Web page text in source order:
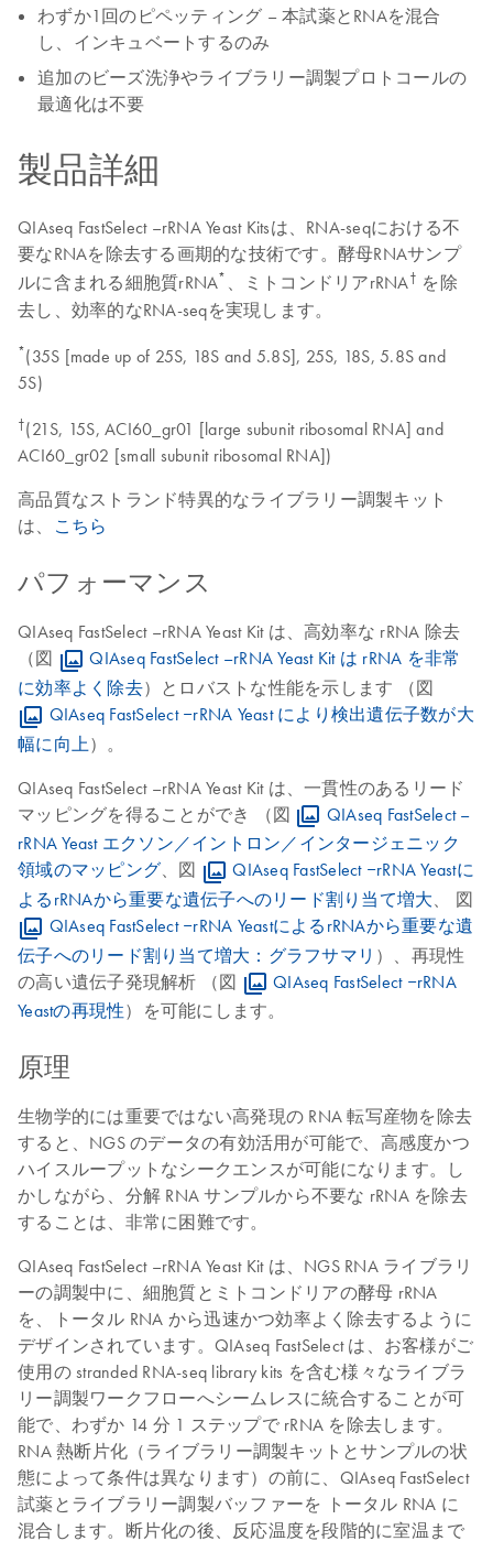
わずか1回のピペッティング – 本試薬とRNAを混合
し、インキュベートするのみ
追加のビーズ洗浄やライブラリー調製プロトコールの
最適化は不要
製品詳細
QIAseq FastSelect –rRNA Yeast Kitsは、RNA-seqにおける不
要なRNAを除去する画期的な技術です。酵母RNAサンプ
ルに含まれる細胞質rRNA* 、ミトコンドリアrRNA† を除
去し、効率的なRNA-seqを実現します。
*(35S [made up of 25S, 18S and 5.8S], 25S, 18S, 5.8S and
5S)
†(21S, 15S, ACI60_gr01 [large subunit ribosomal RNA] and
ACI60_gr02 [small subunit ribosomal RNA])
高品質なストランド特異的なライブラリー調製キット
は、
こちら
パフォーマンス
QIAseq FastSelect –rRNA Yeast Kit は、高効率な rRNA 除去
（図
QIAseq FastSelect –rRNA Yeast Kit は rRNA を非常
に効率よく除去）とロバストな性能を示します （図
QIAseq FastSelect ‒rRNA Yeast により検出遺伝子数が大
幅に向上 ）。
QIAseq FastSelect –rRNA Yeast Kit は、一貫性のあるリード
マッピングを得ることができ （図
QIAseq FastSelect –
rRNA Yeast エクソン／イントロン／インタージェニック
領域のマッピング、図
QIAseq FastSelect ‒rRNA Yeastに
よるrRNAから重要な遺伝子へのリード割り当て増大 、 図
QIAseq FastSelect ‒rRNA YeastによるrRNAから重要な遺
伝子へのリード割り当て増大：グラフサマリ ）、再現性
の高い遺伝子発現解析 （図
QIAseq FastSelect ‒rRNA
Yeastの再現性）を可能にします。
原理
生物学的には重要ではない高発現の RNA 転写産物を除去
すると、NGS のデータの有効活用が可能で、高感度かつ
ハイスループットなシークエンスが可能になります。し
かしながら、分解 RNA サンプルから不要な rRNA を除去
することは、非常に困難です。
QIAseq FastSelect –rRNA Yeast Kit は、NGS RNA ライブラリ
ーの調製中に、細胞質とミトコンドリアの酵母 rRNA
を、トータル RNA から迅速かつ効率よく除去するように
デザインされています。QIAseq FastSelect は、お客様がご
使用の stranded RNA-seq library kits を含む様々なライブラ
リー調製ワークフローへシームレスに統合することが可
能で、わずか 14 分 1 ステップで rRNA を除去します。
RNA 熱断片化（ライブラリー調製キットとサンプルの状
態によって条件は異なります）の前に、QIAseq FastSelect
試薬とライブラリー調製バッファーを トータル RNA に
混合します。断片化の後、反応温度を段階的に室温まで